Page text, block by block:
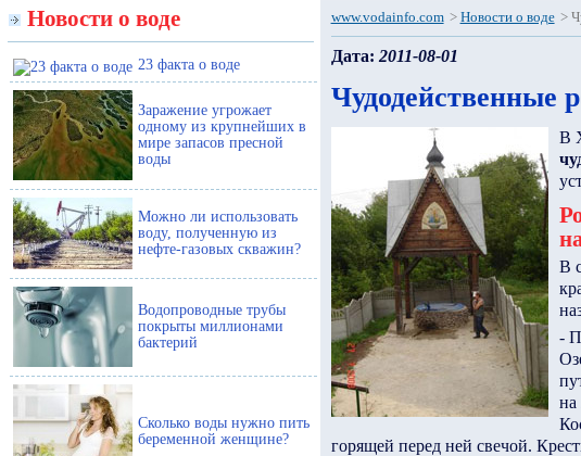
Новости о воде
23 факта о воде
Заражение угрожает
одному из крупнейших в
мире запасов пресной
воды
Можно ли использовать
воду, полученную из
нефте-газовых скважин?
Водопроводные трубы
покрыты миллионами
бактерий
Сколько воды нужно пить
беременной женщине?
www.vodainfo.com > Новости о воде >
Дата: 2011-08-01
Чудодейственные
В
В
-
на
горящей перед ней свечой.